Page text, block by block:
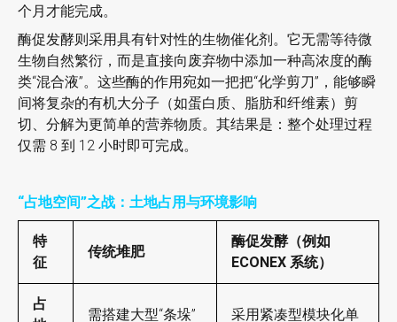
个月才能完成。
酶促发酵则采用具有针对性的生物催化剂。它无需等待微
生物自然繁衍，而是直接向废弃物中添加一种高浓度的酶
类“混合液”。这些酶的作用宛如一把把“化学剪刀”，能够瞬
间将复杂的有机大分子（如蛋白质、脂肪和纤维素）剪
切、分解为更简单的营养物质。其结果是：整个处理过程
仅需 8 到 12 小时即可完成。
“占地空间”之战：土地占用与环境影响
特
征
传统堆肥
酶促发酵（例如
ECONEX 系统）
占
需搭建大型“条垛”
采用紧凑型模块化单